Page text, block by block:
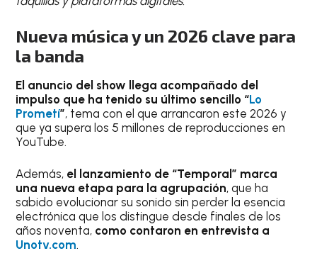
Nueva música y un 2026 clave para
la banda
El anuncio del show llega acompañado del
impulso que ha tenido su último sencillo “Lo
Prometí”, tema con el que arrancaron este 2026 y
que ya supera los 5 millones de reproducciones en
YouTube.
Además, el lanzamiento de “Temporal” marca
una nueva etapa para la agrupación, que ha
sabido evolucionar su sonido sin perder la esencia
electrónica que los distingue desde finales de los
años noventa, como contaron en entrevista a
Unotv.com.